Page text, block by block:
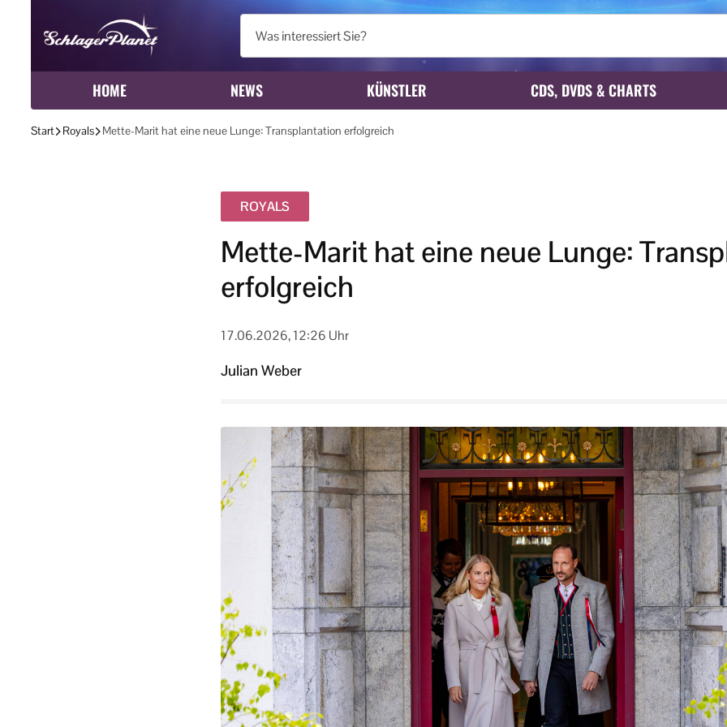
HOME NEWS KÜNSTLER CDS, DVDS & CHARTS
Start Royals Mette-Marit hat eine neue Lunge: Transplantation erfolgreich
ROYALS
Mette-Marit hat eine neue Lunge:
erfolgreich
17.06.2026, 12:26 Uhr
Julian Weber